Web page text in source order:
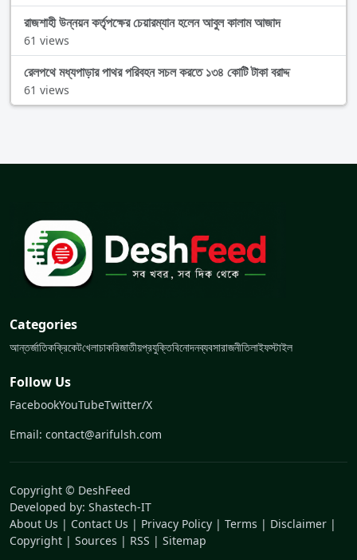
রাজশাহী উন্নয়ন কর্তৃপক্ষের চেয়ারম্যান হলেন আবুল কালাম আজাদ
61 views
রেলপথে মধ্যপাড়ার পাথর পরিবহন সচল করতে ১৩৪ কোটি টাকা বরাদ্দ
61 views
Categories
আন্তর্জাতিকক্রিকেটখেলাচাকরিজাতীয়প্রযুক্তিবিনোদনব্যবসারাজনীতিলাইফস্টাইল
Follow Us
FacebookYouTubeTwitter/X
Email: contact@arifulsh.com
Copyright © DeshFeed
Developed by: Shastech-IT
About Us | Contact Us | Privacy Policy | Terms | Disclaimer |
Copyright | Sources | RSS | Sitemap